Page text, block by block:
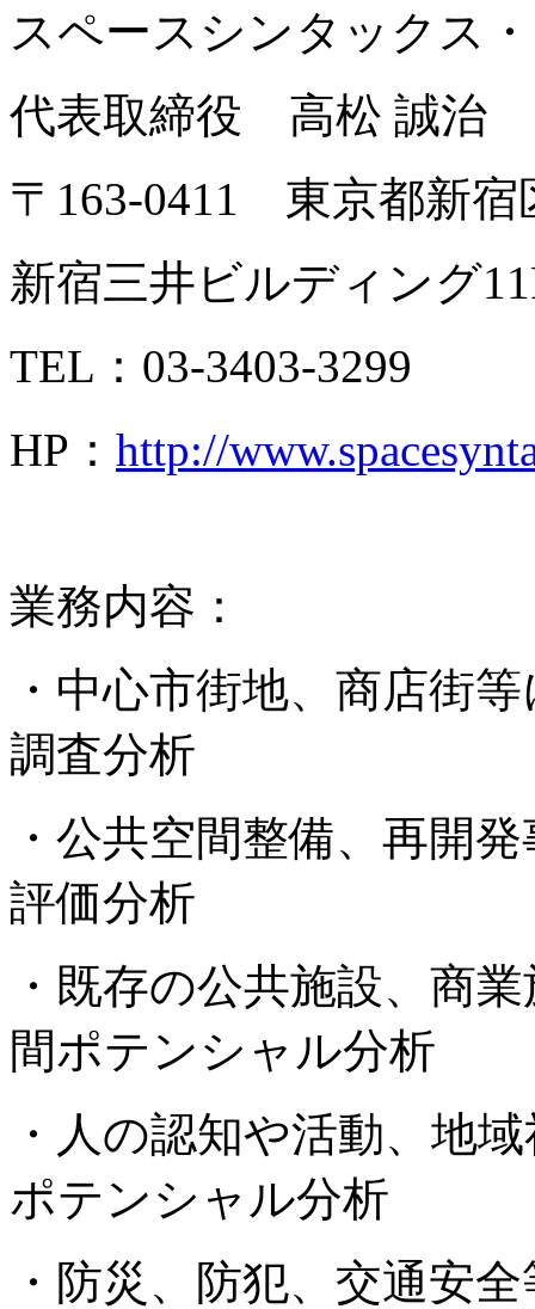
スペースシンタックス
代表取締役 高松 誠治
〒163-0411 東京都新宿
新宿三井ビルディング
TEL：03-3403-3299
HP： http://
業務内容：
・中心市街地、商店街
調査分析
・公共空間整備、再開
評価分析
・既存の公共施設、商
間ポテンシャル分析
・人の認知や活動、地
ポテンシャル分析
・防災、防犯、交通安